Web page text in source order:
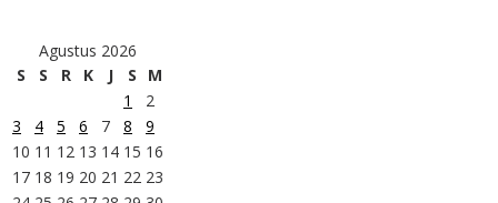
Agustus 2026
S
S R K J S
M
1
2
3
4 5 6 7 8
9
10 11 12 13 14 15 16
17 18 19 20 21 22 23